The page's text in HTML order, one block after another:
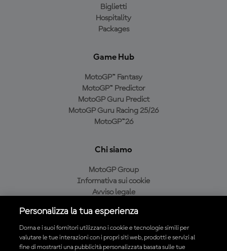
Biglietti
Hospitality
Packages
Game Hub
MotoGP™ Fantasy
MotoGP™ Predictor
MotoGP Guru Predict
MotoGP Guru Racing 25/26
MotoGP™26
Chi siamo
MotoGP Group
Informativa sui cookie
Avviso legale
Condizioni di acquisto
Personalizza la tua esperienza
Dorna e i suoi fornitori utilizzano i cookie e tecnologie simili per
valutare le tue interazioni con i propri siti web, prodotti e servizi al
fine di mostrarti una pubblicità personalizzata basata sulle tue